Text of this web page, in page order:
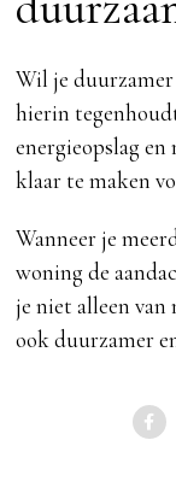
Wil je
hierin
energieopslag
klaar te maken
Wanneer je
woning de
je niet alleen van
ook duurzamer